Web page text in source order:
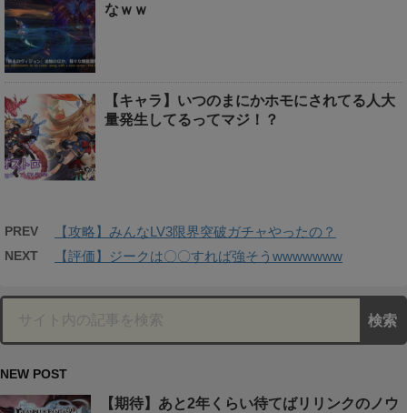
なｗｗ
【キャラ】いつのまにかホモにされてる人大
量発生してるってマジ！？
PREV 【攻略】みんなLV3限界突破ガチャやったの？
NEXT 【評価】ジークは〇〇すれば強そうwwwwwww
NEW POST
【期待】あと2年くらい待てばリリンクのノウ